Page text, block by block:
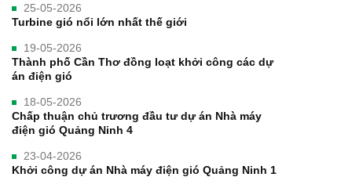
25-05-2026
Turbine gió nổi lớn nhất thế giới
19-05-2026
Thành phố Cần Thơ đồng loạt khởi công các dự
án điện gió
18-05-2026
Chấp thuận chủ trương đầu tư dự án Nhà máy
điện gió Quảng Ninh 4
23-04-2026
Khởi công dự án Nhà máy điện gió Quảng Ninh 1